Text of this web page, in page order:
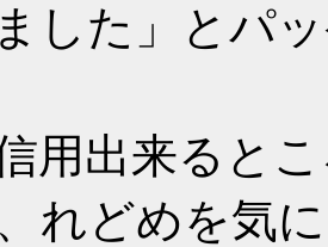
ました」とパ
用出来ると
れどめを気